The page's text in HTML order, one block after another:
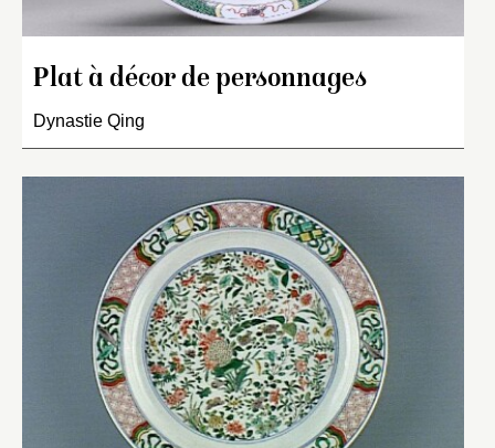
Plat à décor de personnages
Dynastie Qing